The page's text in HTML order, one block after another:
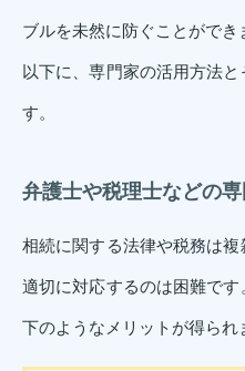
ブルを未然に防ぐことができ
以下に、専門家の活用方法
す。
弁護士や税理士などの
相続に関する法律や税務は
適切に対応するのは困難で
下のようなメリットが得られ